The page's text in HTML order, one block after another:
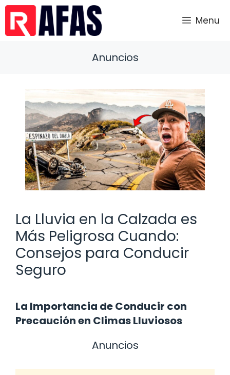
Saltar
contenido
Menu
Anuncios
La Lluvia en la Calzada es
Más Peligrosa Cuando:
Consejos para Conducir
Seguro
La Importancia de Conducir con
Precaución en Climas Lluviosos
Anuncios